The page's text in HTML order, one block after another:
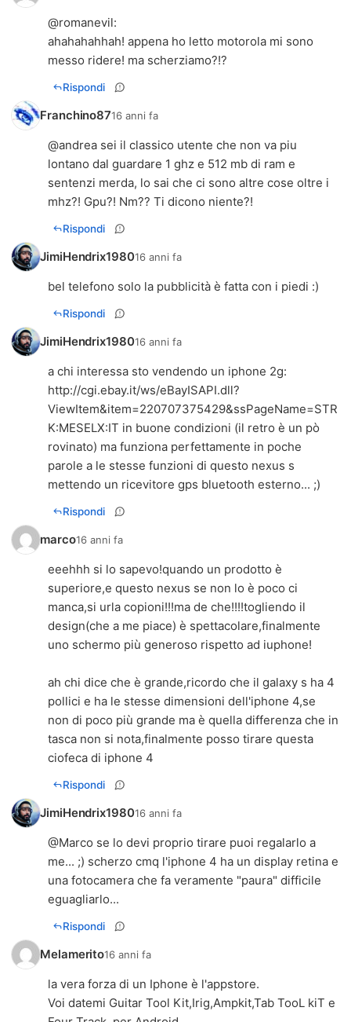
@romanevil:
ahahahahhah! appena ho letto motorola mi sono
messo ridere! ma scherziamo?!?
Rispondi
Franchino8716 anni fa
@andrea sei il classico utente che non va piu
lontano dal guardare 1 ghz e 512 mb di ram e
sentenzi merda, lo sai che ci sono altre cose oltre i
mhz?! Gpu?! Nm?? Ti dicono niente?!
Rispondi
JimiHendrix198016 anni fa
bel telefono solo la pubblicità è fatta con i piedi :)
Rispondi
JimiHendrix198016 anni fa
a chi interessa sto vendendo un iphone 2g:
http://cgi.ebay.it/ws/eBayISAPI.dll?
ViewItem&item=220707375429&ssPageName=STR
K:MESELX:IT in buone condizioni (il retro è un pò
rovinato) ma funziona perfettamente in poche
parole a le stesse funzioni di questo nexus s
mettendo un ricevitore gps bluetooth esterno... ;)
Rispondi
marco16 anni fa
eeehhh si lo sapevo!quando un prodotto è
superiore,e questo nexus se non lo è poco ci
manca,si urla copioni!!!ma de che!!!!togliendo il
design(che a me piace) è spettacolare,finalmente
uno schermo più generoso rispetto ad iuphone!
ah chi dice che è grande,ricordo che il galaxy s ha 4
pollici e ha le stesse dimensioni dell'iphone 4,se
non di poco più grande ma è quella differenza che in
tasca non si nota,finalmente posso tirare questa
ciofeca di iphone 4
Rispondi
JimiHendrix198016 anni fa
@Marco se lo devi proprio tirare puoi regalarlo a
me... ;) scherzo cmq l'iphone 4 ha un display retina e
una fotocamera che fa veramente "paura" difficile
eguagliarlo...
Rispondi
Melamerito16 anni fa
la vera forza di un Iphone è l'appstore.
Voi datemi Guitar Tool Kit,Irig,Ampkit,Tab TooL kiT e